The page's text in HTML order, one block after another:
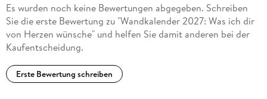
Es wurden noch keine Bewertungen abgegeben. Schreiben
Sie die erste Bewertung zu "Wandkalender 2027: Was ich dir
von Herzen wünsche" und helfen Sie damit anderen bei der
Kaufentscheidung.
Erste Bewertung schreiben